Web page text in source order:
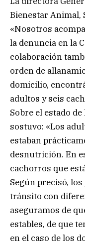
Bienestar Animal,
«Nosotros
la denuncia en la
colaboración
orden de
domicilio,
adultos y seis
Sobre el estado
sostuvo: «Los
estaban
desnutrición. En
cachorros que
Según precisó,
tránsito con
aseguramos de
estables, de que
en el caso de los